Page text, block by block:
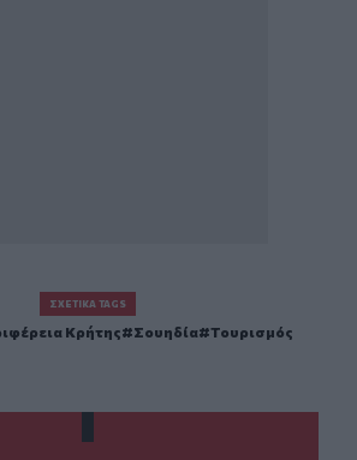
ΣΧΕΤΙΚΆ TAGS
Κρήτης Σουηδία Τουρισμός